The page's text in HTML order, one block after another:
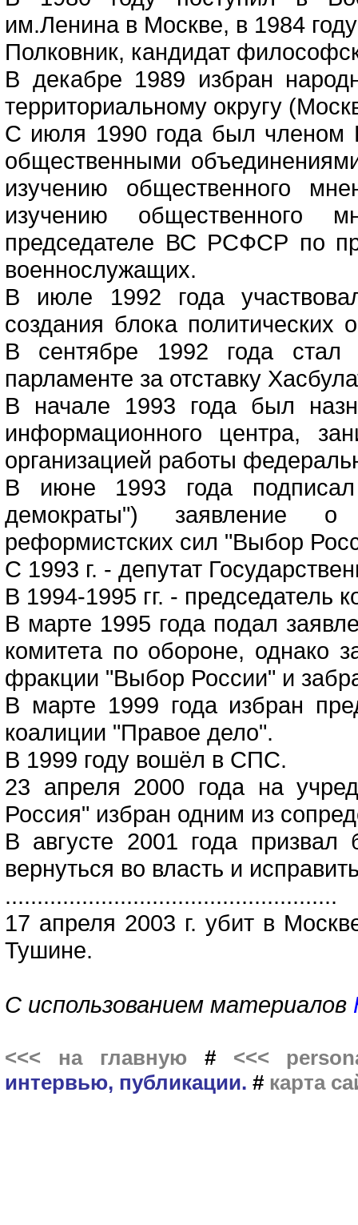
им.Ленина в Москве, в 1984
Полковник, кандидат
В декабре 1989 избран
территориальному округу
С июля 1990 года был
общественными
изучению общественного
изучению общественного
председателе ВС РСФСР по
военнослужащих.
В июле 1992 года
создания блока политических
В сентябре 1992 года стал
парламенте за отставку
В начале 1993 года был
информационного центра,
организацией работы
В июне 1993 года
демократы") заявление о
реформистских сил "Выбор
С 1993 г. - депутат
В 1994-1995 гг. - председатель
В марте 1995 года подал
комитета по обороне, однако
фракции "Выбор России" и
В марте 1999 года избран
коалиции "Правое дело".
В 1999 году вошёл в СПС.
23 апреля 2000 года на
Россия" избран одним из
В августе 2001 года призвал
вернуться во власть и
....................................................
17 апреля 2003 г. убит в
Тушине.
С использованием материалов
<<< на главную # <<<
интервью, публикации. # карта